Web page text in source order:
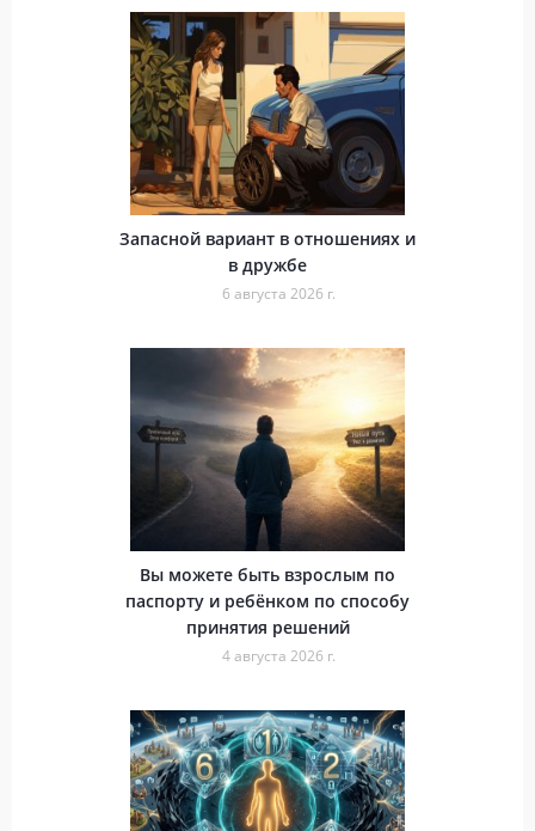
Запасной вариант в отношениях и
в дружбе
6 августа 2026 г.
Вы можете быть взрослым по
паспорту и ребёнком по способу
принятия решений
4 августа 2026 г.